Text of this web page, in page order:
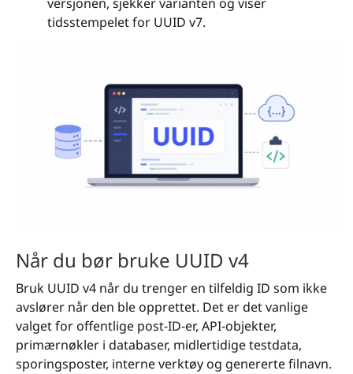
tidsstempelet for UUID v7.
Når du bør bruke UUID v4
Bruk UUID v4 når du trenger en tilfeldig ID som ikke
avslører når den ble opprettet. Det er det vanlige
valget for offentlige post-ID-er, API-objekter,
primærnøkler i databaser, midlertidige testdata,
sporingsposter, interne verktøy og genererte filnavn.